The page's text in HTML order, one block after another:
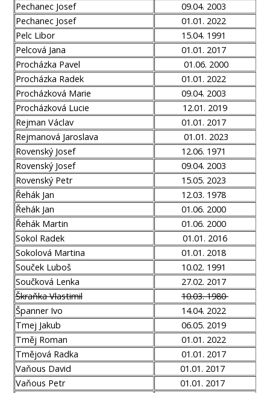
Pechanec Josef
09.04. 2003
Pechanec Josef
01.01. 2022
Pelc Libor
15.04. 1991
Pelcová Jana
01.01. 2017
Procházka Pavel
01.06. 2000
Procházka Radek
01.01. 2022
Procházková Marie
09.04. 2003
Procházková Lucie
12.01. 2019
Rejman Václav
01.01. 2017
Rejmanová Jaroslava
01.01. 2023
Rovenský Josef
12.06. 1971
Rovenský Josef
09.04. 2003
Rovenský Petr
15.05. 2023
Řehák Jan
12.03. 1978
Řehák Jan
01.06. 2000
Řehák Martin
01.06. 2000
Sokol Radek
01.01. 2016
Sokolová Martina
01.01. 2018
Souček Luboš
10.02. 1991
Součková Lenka
27.02. 2017
Škraňka Vlastimil
10.03. 1980
Španner Ivo
14.04. 2022
Tmej Jakub
06.05. 2019
Tměj Roman
01.01. 2022
Tmějová Radka
01.01. 2017
Vaňous David
01.01. 2017
Vaňous Petr
01.01. 2017